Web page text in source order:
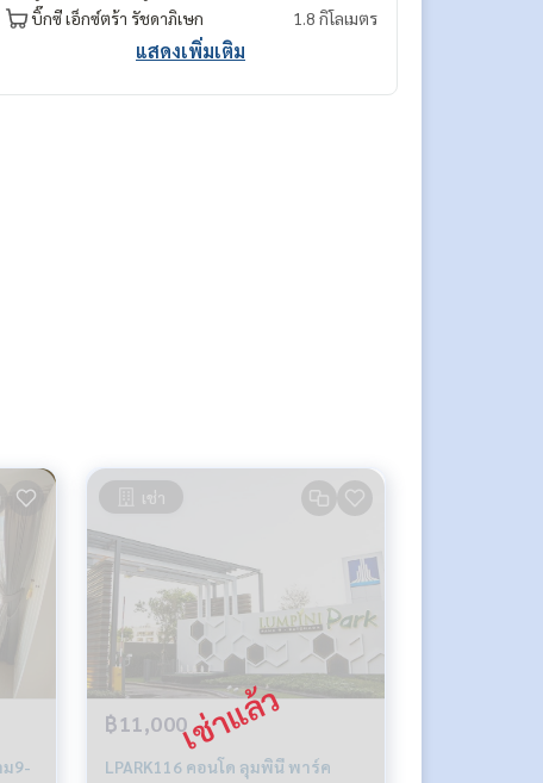
บิ๊กซี เอ็กซ์ตร้า รัชดาภิเษก
1.8 กิโลเมตร
แสดงเพิ่มเติม
เช่า
฿11,000
LPARK116 คอนโด ลุมพินี พาร์ค